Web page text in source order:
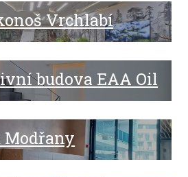
Vrchlabí
budova EAA Oil